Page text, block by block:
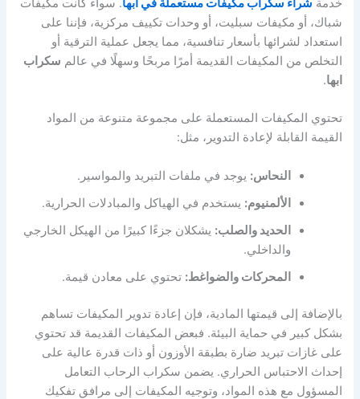
خدمة شراء سكراب مكيفات مستعملة في أبها. سواء كانت مكيفات
شباك، أو مكيفات سبليت، أو وحدات تكييف مركزية، فإننا على
استعداد لشرائها بأسعار تنافسية، مما يجعل عملية الترقية أو
التخلص من المكيفات القديمة أمرًا مربحًا وسهلًا في عالم سكراب
ابها.
تحتوي المكيفات المستعملة على مجموعة متنوعة من المواد
القيمة القابلة لإعادة التدوير، مثل:
النحاس: يوجد في ملفات التبريد والمواسير.
الألمنيوم: يستخدم في الهياكل والمبادلات الحرارية.
الحديد والصلب: يشكلان جزءًا كبيرًا من الهيكل الخارجي
والداخلي.
المحركات والضواغط: تحتوي على معادن قيمة.
بالإضافة إلى قيمتها المادية، فإن إعادة تدوير المكيفات تساهم
بشكل كبير في حماية البيئة. فبعض المكيفات القديمة قد تحتوي
على غازات تبريد ضارة بطبقة الأوزون أو ذات قدرة عالية على
إحداث الاحتباس الحراري. يضمن سكراب الرحاب التعامل
المسؤول مع هذه المواد، وتوجيه المكيفات إلى مرافق تفكيك